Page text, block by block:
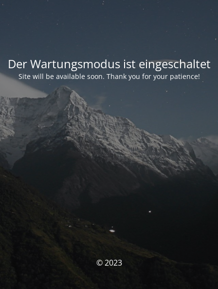
Der Wartungsmodus ist eingeschaltet
Site will be available soon. Thank you for your patience!
© 2023